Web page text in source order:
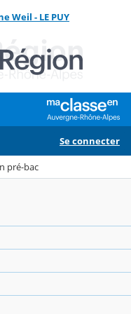
Weil - LE PUY
Se connecter
pré-bac